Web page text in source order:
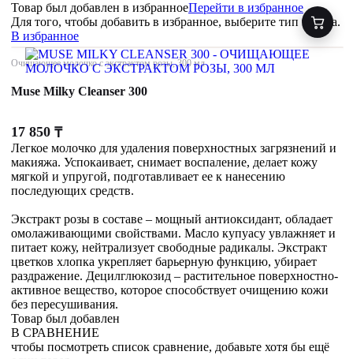
Товар был добавлен в избранноеПерейти в избранное
Для того, чтобы добавить в избранное, выберите тип товара.
В избранное
Очищающее молочко с экстрактом розы, 300 мл
Muse Milky Cleanser 300
17 850 ₸
Легкое молочко для удаления поверхностных загрязнений и
макияжа. Успокаивает, снимает воспаление, делает кожу
мягкой и упругой, подготавливает ее к нанесению
последующих средств.
Экстракт розы в составе – мощный антиоксидант, обладает
омолаживающими свойствами. Масло купуасу увлажняет и
питает кожу, нейтрализует свободные радикалы. Экстракт
цветков хлопка укрепляет барьерную функцию, убирает
раздражение. Децилглюкозид – растительное поверхностно-
активное вещество, которое способствует очищению кожи
без пересушивания.
Товар был добавлен
В СРАВНЕНИЕ
чтобы посмотреть список сравнение, добавьте хотя бы ещё